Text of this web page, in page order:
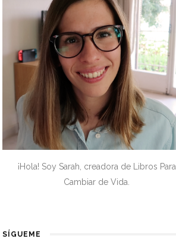
¡Hola! Soy Sarah, creadora de Libros Para
Cambiar de Vida.
SÍGUEME